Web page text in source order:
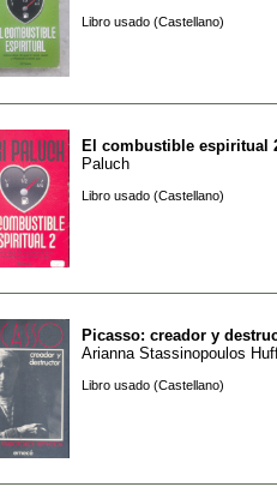
Libro usado (Castellano)
El combustible espiritual
Paluch
Libro usado (Castellano)
Picasso: creador y
Arianna Stassinopoulos
Libro usado (Castellano)